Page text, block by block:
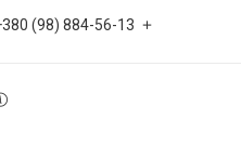
(98) 884-56-13